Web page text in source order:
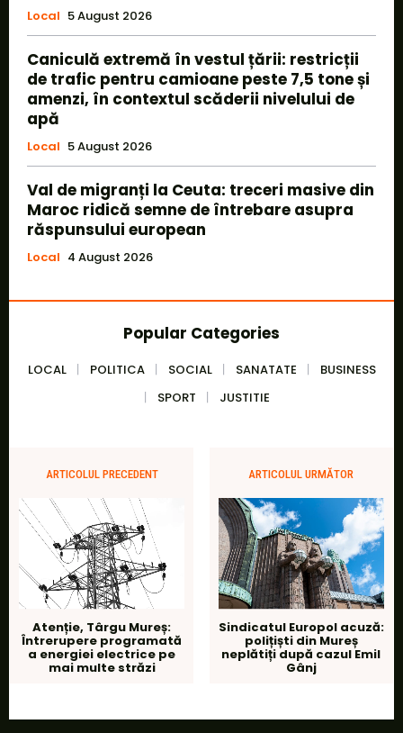
Local 5 August 2026
Caniculă extremă în vestul țării: restricții
de trafic pentru camioane peste 7,5 tone și
amenzi, în contextul scăderii nivelului de
apă
Local 5 August 2026
Val de migranți la Ceuta: treceri masive din
Maroc ridică semne de întrebare asupra
răspunsului european
Local 4 August 2026
Popular Categories
LOCAL POLITICA SOCIAL SANATATE
BUSINESS
SPORT
JUSTITIE
ARTICOLUL PRECEDENT
Atenție, Târgu Mureș:
Întrerupere programată
a energiei electrice pe
mai multe străzi
ARTICOLUL URMĂTOR
Sindicatul Europol acuză:
polițiști din Mureș
neplătiți după cazul Emil
Gânj